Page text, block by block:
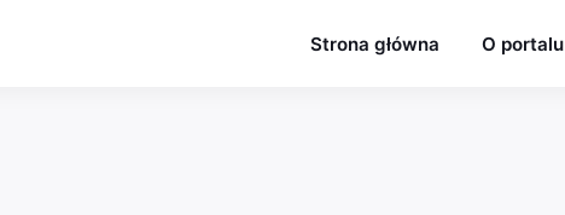
Strona główna O portalu